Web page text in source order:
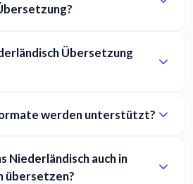
Übersetzung
werden unterstützt?
Niederländisch auch in
übersetzen?